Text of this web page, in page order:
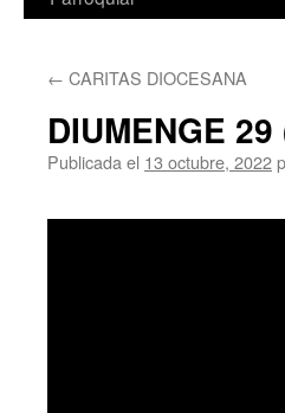
← CARITAS DIOCESANA
DIUMENGE 29
Publicada el 13 octubre, 2022